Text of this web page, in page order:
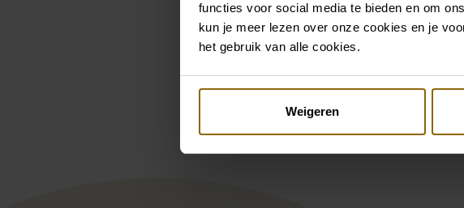
functies voor social media te bieden en om
kun je meer lezen over onze cookies en je
het gebruik van alle cookies.
Weigeren
Pinterest
Modeca Rania